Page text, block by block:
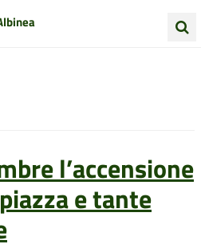
l’accensione
e tante